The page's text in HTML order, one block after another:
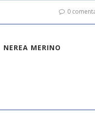
0
NEREA MERINO